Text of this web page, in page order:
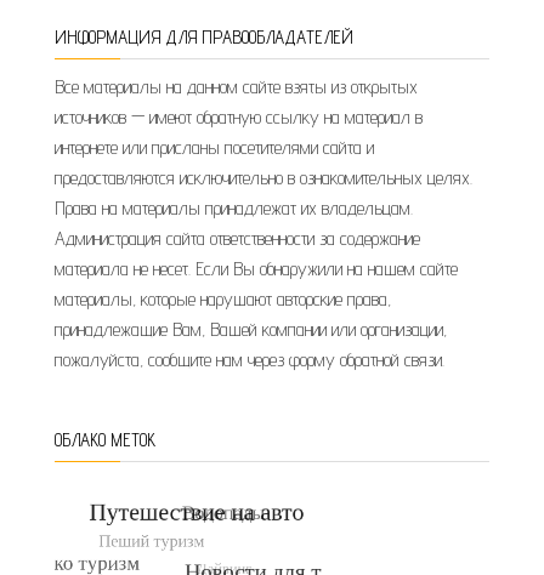
ИНФОРМАЦИЯ ДЛЯ ПРАВООБЛАДАТЕЛЕЙ
Все материалы на данном сайте взяты из открытых
источников — имеют обратную ссылку на материал в
интернете или присланы посетителями сайта и
предоставляются исключительно в ознакомительных целях.
Права на материалы принадлежат их владельцам.
Администрация сайта ответственности за содержание
материала не несет. Если Вы обнаружили на нашем сайте
материалы, которые нарушают авторские права,
принадлежащие Вам, Вашей компании или организации,
пожалуйста, сообщите нам через форму обратной связи.
ОБЛАКО МЕТОК